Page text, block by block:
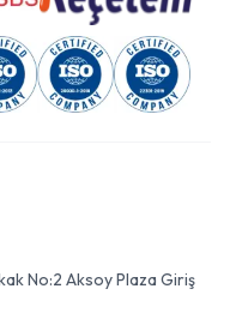
No:2 Aksoy Plaza Giriş